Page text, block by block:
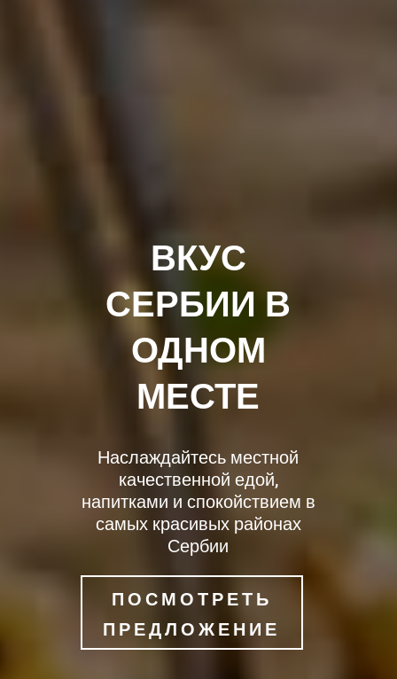
ВКУС
СЕРБИИ В
ОДНОМ
МЕСТЕ
Наслаждайтесь местной
качественной едой,
напитками и спокойствием в
самых красивых районах
Сербии
ПОСМОТРЕТЬ
ПРЕДЛОЖЕНИЕ